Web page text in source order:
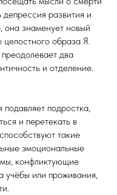
развития и
она знаменует новый
целостного образа Я.
два
и отделение.
подростка,
и перетекать в
такие
эмоциональные
конфликтующие
учёбы или проживания,